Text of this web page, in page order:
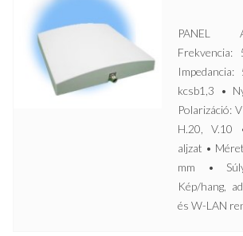
PANEL
kcsb1,3 •
Polarizáció:
H.20, V.10
aljzat •
mm •
Kép/hang,
és W-LAN